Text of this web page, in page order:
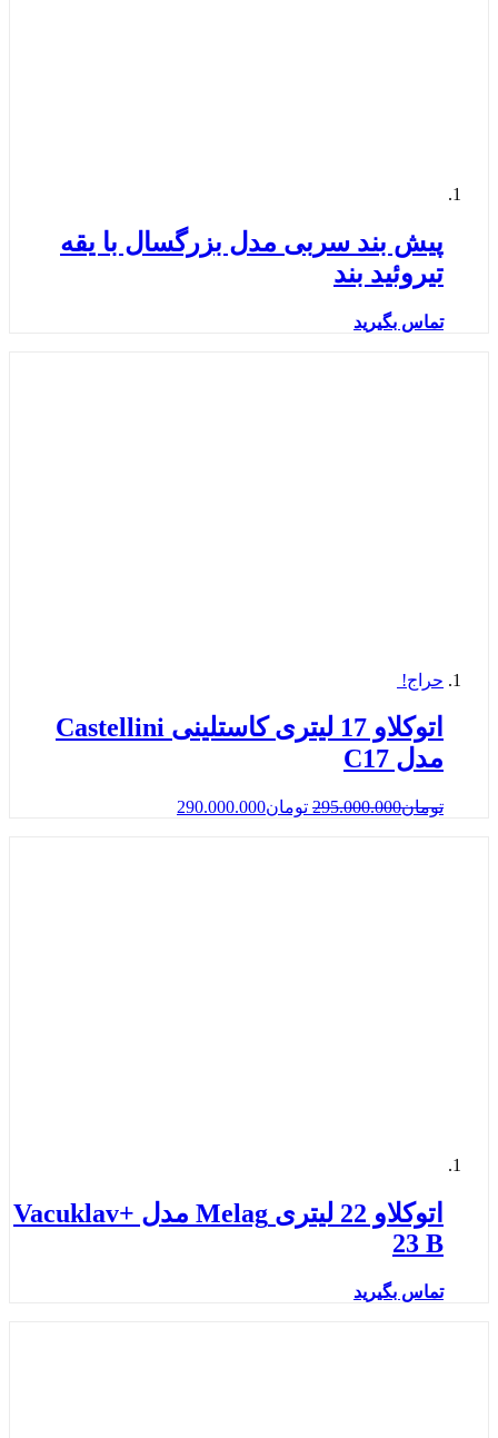
پیش بند سربی مدل بزرگسال با یقه
تیروئید بند
تماس بگیرید
حراج!
اتوکلاو 17 لیتری کاستلینی Castellini
مدل C17
تومان295.000.000 تومان290.000.000
اتوکلاو 22 لیتری Melag مدل +Vacuklav
23 B
تماس بگیرید